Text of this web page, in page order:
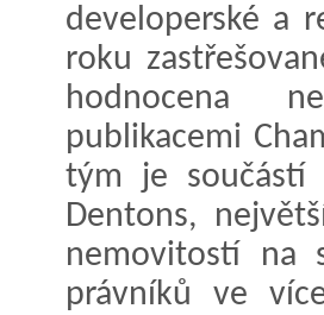
developerské a
roku
hodnocena
publikacemi
tým je součástí
Dentons,
nemovitostí na
právníků ve